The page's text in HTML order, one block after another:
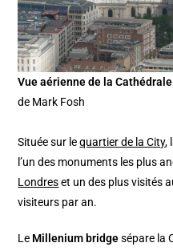
Vue aérienne de la
de Mark Fosh
Située sur lequartier de la City,
l’un des monuments les plus
Londreset un des plus visités
visiteurs par an.
Le Millenium bridgesépare la